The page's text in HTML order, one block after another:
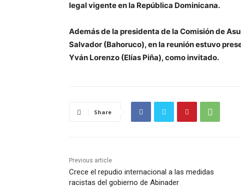
legal vigente en la República Dominicana.
Además de la presidenta de la Comisión de
Salvador (Bahoruco), en la reunión estuvo
Yván Lorenzo (Elías Piña), como invitado.
Share
Previous article
Crece el repudio internacional a las medidas
racistas del gobierno de Abinader